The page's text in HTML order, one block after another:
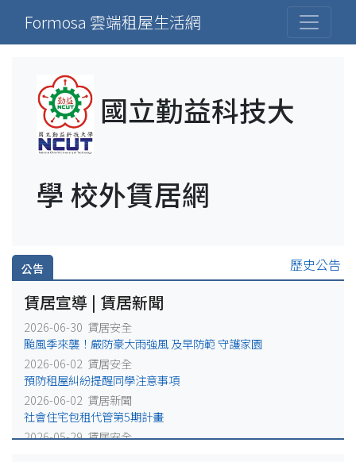
Formosa 雲端租屋生活網
國立勤益科技大
學 校外賃居網
公告 歷史公告
賃居宣導 | 賃居新聞
2026-06-30 賃居安全
颱風季來襲！嚴防豪大雨強風 及早防範 守護家園
2026-06-02 賃居安全
預防租屋糾紛提醒同學注意事項
2026-06-02 賃居新聞
社會住宅包租代管第5期計畫
2026-05-29 賃居安全